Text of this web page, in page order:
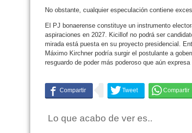
No obstante, cualquier especulación contiene
El PJ bonaerense constituye un instrumento
aspiraciones en 2027. Kicillof no podrá ser
mirada está puesta en su proyecto presidencial.
Máximo Kirchner podría surgir el postulante a
resguardo de poder más poderoso que aún
Lo que acabo de ver es..